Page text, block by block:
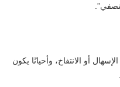
أو الانتفاخ، وأحيانًا يكون